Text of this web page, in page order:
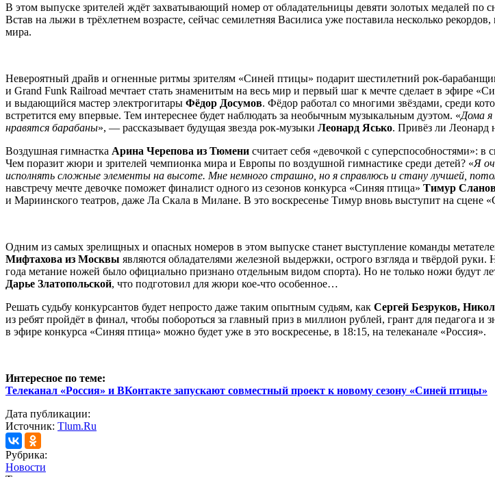
В этом выпуске зрителей ждёт захватывающий номер от обладательницы девяти золотых медалей по
Встав на лыжи в трёхлетнем возрасте, сейчас семилетняя Василиса уже поставила несколько
мира.
Невероятный драйв и огненные ритмы зрителям «Синей птицы» подарит шестилетний рок-
и Grand Funk Railroad мечтает стать знаменитым на весь мир и первый шаг к мечте сделает в
и выдающийся мастер электрогитары Фёдор Досумов. Фёдор работал со многими звёздами, среди
встретится ему впервые. Тем интереснее будет наблюдать за необычным музыкальным дуэтом. «Дома я
нравятся барабаны», — рассказывает будущая звезда рок-музыки Леонард Ясько. Привёз ли Леонард
Воздушная гимнастка Арина Черепова из Тюмени считает себя «девочкой с суперспособностями»: в
Чем поразит жюри и зрителей чемпионка мира и Европы по воздушной гимнастике среди детей? «Я
исполнять сложные элементы на высоте. Мне немного страшно, но я справлюсь и стану лучшей,
навстречу мечте девочке поможет финалист одного из сезонов конкурса «Синяя птица» Тимур
и Мариинского театров, даже Ла Скала в Милане. В это воскресенье Тимур вновь выступит на сцене
Одним из самых зрелищных и опасных номеров в этом выпуске станет выступление команды
Мифтахова из Москвы являются обладателями железной выдержки, острого взгляда и твёрдой
года метание ножей было официально признано отдельным видом спорта). Но не только ножи будут
Дарье Златопольской, что подготовил для жюри кое-что особенное…
Решать судьбу конкурсантов будет непросто даже таким опытным судьям, как Сергей Безруков,
из ребят пройдёт в финал, чтобы побороться за главный приз в миллион рублей, грант для педагога
в эфире конкурса «Синяя птица» можно будет уже в это воскресенье, в 18:15, на телеканале «Россия».
Интересное по теме:
Телеканал «Россия» и ВКонтакте запускают совместный проект к новому сезону «Синей птицы»
Дата публикации:
Источник: Tlum.Ru
Рубрика:
Новости